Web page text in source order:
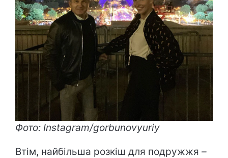
Фото: Instagram/gorbunovyuriy
Втім, найбільша розкіш для подружжя –